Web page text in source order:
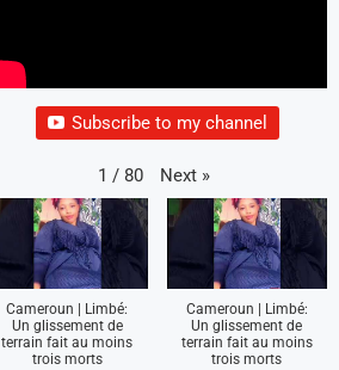
Subscribe to my channel
1 / 80 Next »
Cameroun | Limbé:
Un glissement de
terrain fait au moins
trois morts
Cameroun | Limbé:
Un glissement de
terrain fait au moins
trois morts